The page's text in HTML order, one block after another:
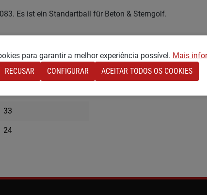
Es ist ein Standartball für Beton & Sterngolf.
74
33
24
para garantir a melhor experiência possível. Mais
RECUSAR
CONFIGURAR ACEITAR TODOS OS COOKIES